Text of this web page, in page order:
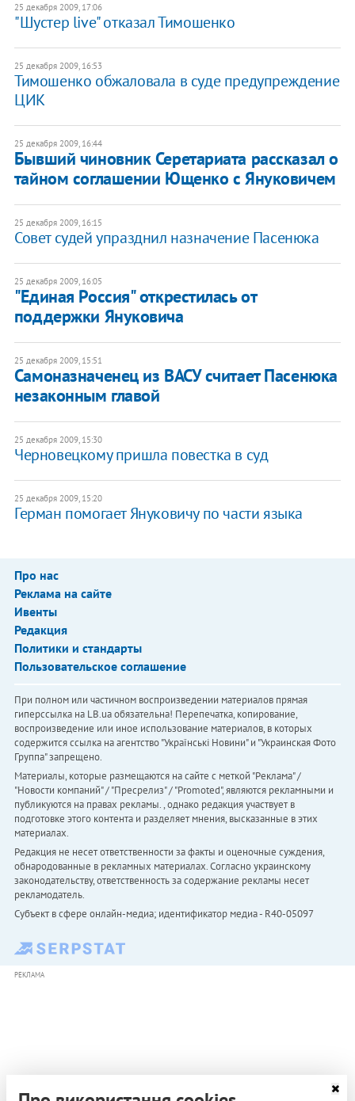
25 декабря 2009, 17:06
"Шустер live" отказал Тимошенко
25 декабря 2009, 16:53
Тимошенко обжаловала в суде предупреждение
ЦИК
25 декабря 2009, 16:44
Бывший чиновник Серетариата рассказал о
тайном соглашении Ющенко с Януковичем
25 декабря 2009, 16:15
Совет судей упразднил назначение Пасенюка
25 декабря 2009, 16:05
"Единая Россия" открестилась от
поддержки Януковича
25 декабря 2009, 15:51
Самоназначенец из ВАСУ считает Пасенюка
незаконным главой
25 декабря 2009, 15:30
Черновецкому пришла повестка в суд
25 декабря 2009, 15:20
Герман помогает Януковичу по части языка
Про нас
Реклама на сайте
Ивенты
Редакция
Политики и стандарты
Пользовательское соглашение
При полном или частичном воспроизведении материалов прямая
гиперссылка на LB.ua обязательна! Перепечатка, копирование,
воспроизведение или иное использование материалов, в которых
содержится ссылка на агентство "Українськi Новини" и "Украинская Фото
Группа" запрещено.
Материалы, которые размещаются на сайте с меткой "Реклама" /
"Новости компаний" / "Пресрелиз" / "Promoted", являются рекламными и
публикуются на правах рекламы. , однако редакция участвует в
подготовке этого контента и разделяет мнения, высказанные в этих
материалах.
Редакция не несет ответственности за факты и оценочные суждения,
обнародованные в рекламных материалах. Согласно украинскому
законодательству, ответственность за содержание рекламы несет
рекламодатель.
Субъект в сфере онлайн-медиа; идентификатор медиа - R40-05097
РЕКЛАМА